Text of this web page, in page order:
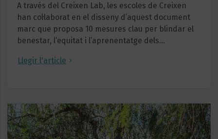
A través del Creixen Lab, les escoles de Creixen
han col·laborat en el disseny d’aquest document
marc que proposa 10 mesures clau per blindar el
benestar, l’equitat i l’aprenentatge dels…
Llegir l'article